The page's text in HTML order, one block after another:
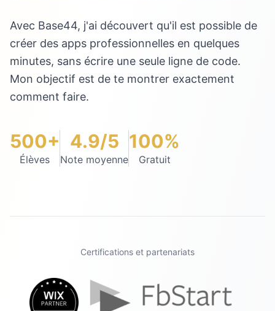
Avec Base44, j'ai découvert qu'il est possible de
créer des apps professionnelles en quelques
minutes, sans écrire une seule ligne de code.
Mon objectif est de te montrer exactement
comment faire.
500+
Élèves
4.9/5
Note moyenne
100%
Gratuit
Certifications et partenariats